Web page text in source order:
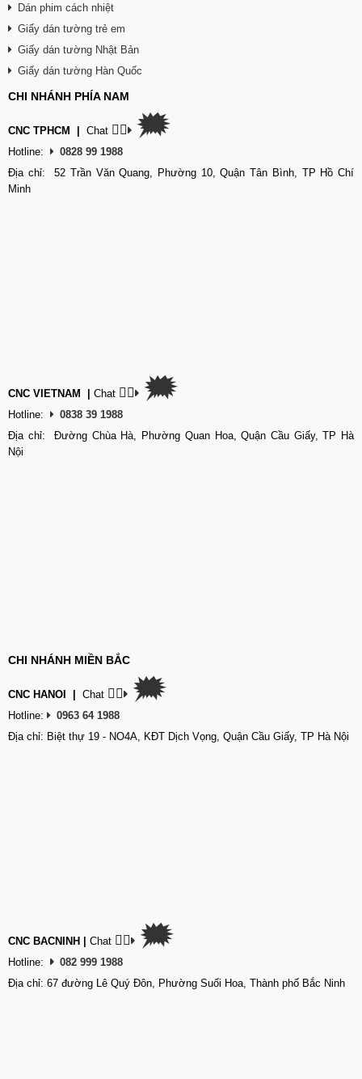
Dán phim cách nhiệt
Giấy dán tường trẻ em
Giấy dán tường Nhật Bản
Giấy dán tường Hàn Quốc
CHI NHÁNH PHÍA NAM
CNC TPHCM Chat 👉🏽 🗯
Hotline:
0828 99 1988
Địa chỉ: 52 Trần Văn Quang, Phường 10, Quận Tân Bình, TP Hồ Chí
Minh
CNC VIETNAM Chat 👉🏽 🗯
Hotline:
0838 39 1988
Địa chỉ: Đường Chùa Hà, Phường Quan Hoa, Quận Cầu Giấy, TP Hà
Nội
CHI NHÁNH MIỀN BẮC
CNC HANOI Chat 👉🏽 🗯
Hotline:
0963 64 1988
Địa chỉ: Biệt thự 19 - NO4A, KĐT Dịch Vọng, Quận Cầu Giấy, TP Hà Nội
CNC BACNINH Chat 👉🏽 🗯
Hotline:
082 999 1988
Địa chỉ: 67 đường Lê Quý Đôn, Phường Suối Hoa, Thành phố Bắc Ninh